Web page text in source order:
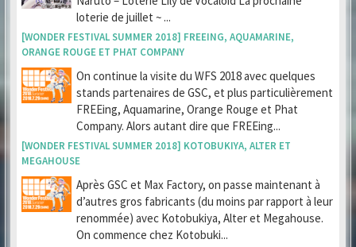
loterie de juillet ~ ...
[WONDER FESTIVAL SUMMER 2018] FREEING, AQUAMARINE,
ORANGE ROUGE ET PHAT COMPANY
On continue la visite du WFS 2018 avec quelques
stands partenaires de GSC, et plus particulièrement
FREEing, Aquamarine, Orange Rouge et Phat
Company. Alors autant dire que FREEing...
[WONDER FESTIVAL SUMMER 2018] KOTOBUKIYA, ALTER ET
MEGAHOUSE
Après GSC et Max Factory, on passe maintenant à
d’autres gros fabricants (du moins par rapport à leur
renommée) avec Kotobukiya, Alter et Megahouse.
On commence chez Kotobuki...